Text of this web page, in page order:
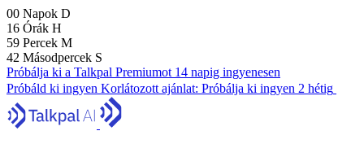
00 Napok D
16 Órák H
59 Percek M
41 Másodpercek S
Próbálja ki a Talkpal Premiumot 14 napig ingyenesen
Próbáld ki ingyen Korlátozott ajánlat: Próbálja ki ingyen 2 hétig